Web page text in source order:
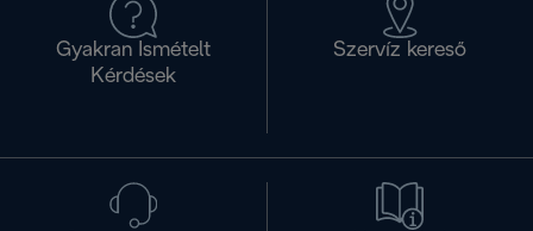
Gyakran Ismételt
Kérdések
Szervíz kereső